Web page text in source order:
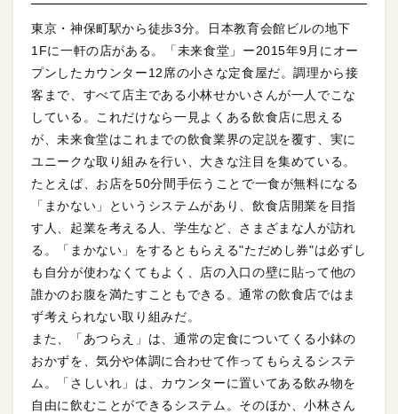
東京・神保町駅から徒歩3分。日本教育会館ビルの地下
1Fに一軒の店がある。「未来食堂」ー2015年9月にオー
プンしたカウンター12席の小さな定食屋だ。調理から接
客まで、すべて店主である小林せかいさんが一人でこな
している。これだけなら一見よくある飲食店に思える
が、未来食堂はこれまでの飲食業界の定説を覆す、実に
ユニークな取り組みを行い、大きな注目を集めている。
たとえば、お店を50分間手伝うことで一食が無料になる
「まかない」というシステムがあり、飲食店開業を目指
す人、起業を考える人、学生など、さまざまな人が訪れ
る。「まかない」をするともらえる"ただめし券"は必ずし
も自分が使わなくてもよく、店の入口の壁に貼って他の
誰かのお腹を満たすこともできる。通常の飲食店ではま
ず考えられない取り組みだ。
また、「あつらえ」は、通常の定食についてくる小鉢の
おかずを、気分や体調に合わせて作ってもらえるシステ
ム。「さしいれ」は、カウンターに置いてある飲み物を
自由に飲むことができるシステム。そのほか、小林さん